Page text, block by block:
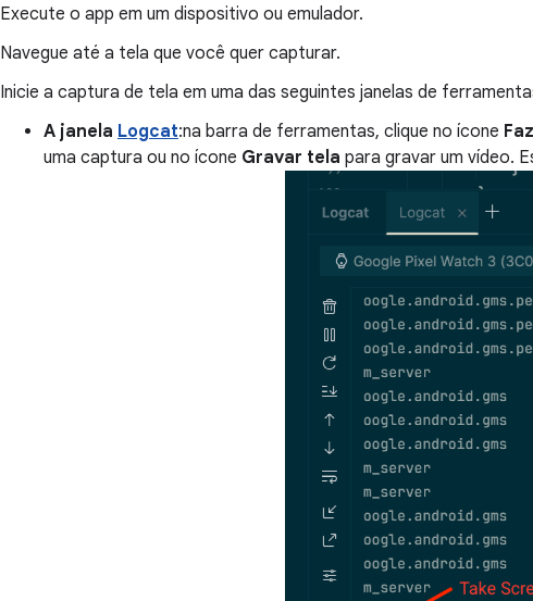
Execute o app em um dispositivo ou emulador.
Navegue até a tela que você quer capturar.
Inicie a captura de tela em uma das seguintes janelas de
A janela Logcat:na barra de ferramentas, clique no ícone
uma captura ou no ícone Gravar tela para gravar um vídeo.